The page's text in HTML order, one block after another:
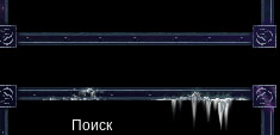
Поиск